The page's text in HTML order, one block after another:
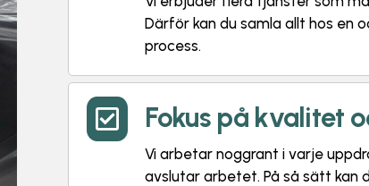
Därför kan du samla allt hos en
process.
 Fokus på kvalitet
Vi arbetar noggrant i varje
avslutar arbetet. På så sätt kan